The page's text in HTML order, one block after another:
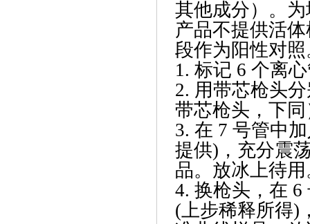
其他成分）。
产品不提供活
段作为阳性对照
1. 标记 6 个离
2. 用带芯枪头
带芯枪头，下
3. 在 7 号管中
提供)，充分震
品。放冰上待用
4. 换枪头，在 6
(上步稀释所得)